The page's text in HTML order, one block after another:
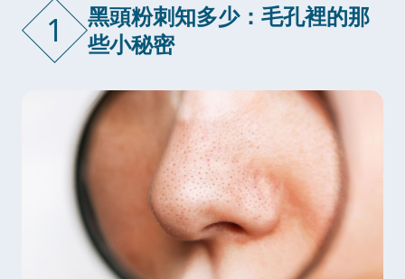
1
黑頭粉刺知多少：毛孔裡的那
些小秘密